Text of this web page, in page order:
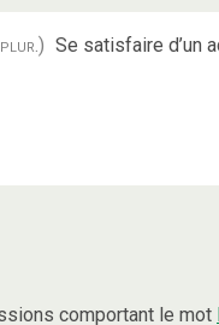
Se satisfaire d’un
comportant le mot